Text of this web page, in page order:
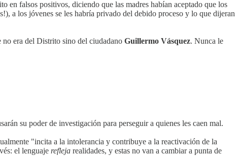
en falsos positivos, diciendo que las madres habían aceptado que los
a los jóvenes se les habría privado del debido proceso y lo que dijeran
era del Distrito sino del ciudadano Guillermo Vásquez. Nunca le
su poder de investigación para perseguir a quienes les caen mal.
"incita a la intolerancia y contribuye a la reactivación de la
el lenguaje refleja realidades, y estas no van a cambiar a punta de